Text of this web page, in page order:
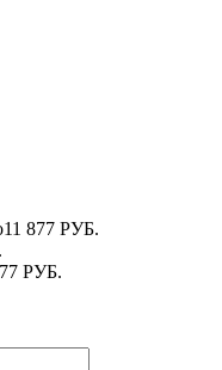
11 877 РУБ.
РУБ.